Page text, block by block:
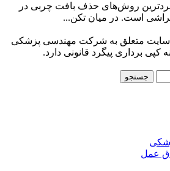
روش‌های حذف بافت چربی در
است. در میان تکن...
سایت متعلق به شرکت مهندسی پزشکی
کپی برداری پیگرد قانونی دارد.
جستجو
عمل